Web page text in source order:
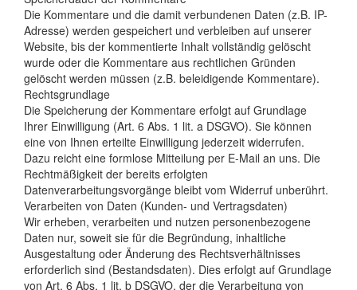
Die Kommentare und die damit verbundenen Daten (z.B. IP-
Adresse) werden gespeichert und verbleiben auf unserer
Website, bis der kommentierte Inhalt vollständig gelöscht
wurde oder die Kommentare aus rechtlichen Gründen
gelöscht werden müssen (z.B. beleidigende Kommentare).
Rechtsgrundlage
Die Speicherung der Kommentare erfolgt auf Grundlage
Ihrer Einwilligung (Art. 6 Abs. 1 lit. a DSGVO). Sie können
eine von Ihnen erteilte Einwilligung jederzeit widerrufen.
Dazu reicht eine formlose Mitteilung per E-Mail an uns. Die
Rechtmäßigkeit der bereits erfolgten
Datenverarbeitungsvorgänge bleibt vom Widerruf unberührt.
Verarbeiten von Daten (Kunden- und Vertragsdaten)
Wir erheben, verarbeiten und nutzen personenbezogene
Daten nur, soweit sie für die Begründung, inhaltliche
Ausgestaltung oder Änderung des Rechtsverhältnisses
erforderlich sind (Bestandsdaten). Dies erfolgt auf Grundlage
von Art. 6 Abs. 1 lit. b DSGVO, der die Verarbeitung von